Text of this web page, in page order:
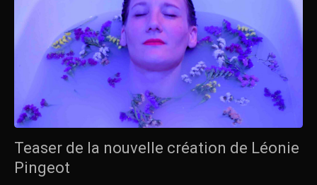
Teaser de la nouvelle création de Léonie
Pingeot